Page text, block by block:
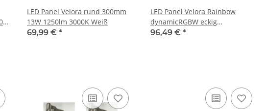
LED Panel Velora rund 300mm
13W 1250lm 3000K Weiß
69,99 € *
LED Panel Velora Rainbow
dynamicRGBW eckig
295x295mm 13,2W 1140lm RGB+
96,49 € *